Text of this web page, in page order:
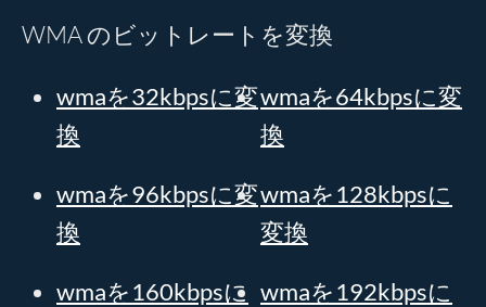
WMA のビットレートを変換
wmaを32kbpsに変
換
wmaを64kbpsに変
換
wmaを96kbpsに変
換
wmaを128kbpsに
変換
wmaを160kbpsに wmaを192kbpsに